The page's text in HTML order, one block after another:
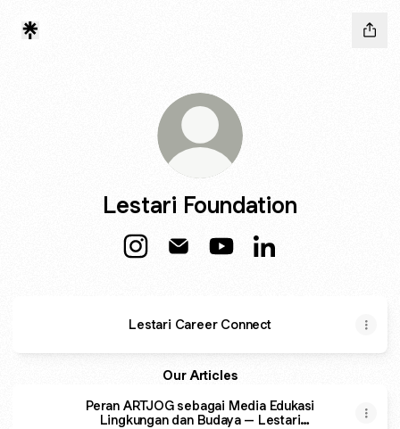
Lestari Foundation
Lestari Career Connect
Our Articles
Peran ARTJOG sebagai Media Edukasi
Lingkungan dan Budaya – Lestari